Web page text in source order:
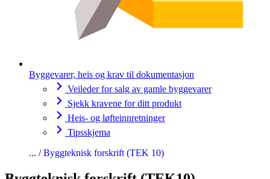
Byggevarer, heis og krav til dokumentasjon
Veileder for salg av gamle byggevarer
Sjekk kravene for ditt produkt
Heis- og løfteinnretninger
Tipsskjema
Byggteknisk forskrift (TEK 10)